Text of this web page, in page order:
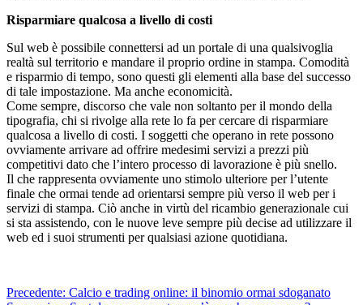
Risparmiare qualcosa a livello di costi
Sul web è possibile connettersi ad un portale di una qualsivoglia
realtà sul territorio e mandare il proprio ordine in stampa. Comodità
e risparmio di tempo, sono questi gli elementi alla base del successo
di tale impostazione. Ma anche economicità.
Come sempre, discorso che vale non soltanto per il mondo della
tipografia, chi si rivolge alla rete lo fa per cercare di risparmiare
qualcosa a livello di costi. I soggetti che operano in rete possono
ovviamente arrivare ad offrire medesimi servizi a prezzi più
competitivi dato che l’intero processo di lavorazione è più snello.
Il che rappresenta ovviamente uno stimolo ulteriore per l’utente
finale che ormai tende ad orientarsi sempre più verso il web per i
servizi di stampa. Ciò anche in virtù del ricambio generazionale cui
si sta assistendo, con le nuove leve sempre più decise ad utilizzare il
web ed i suoi strumenti per qualsiasi azione quotidiana.
Navigazione
Precedente: Calcio e trading online: il binomio ormai sdoganato